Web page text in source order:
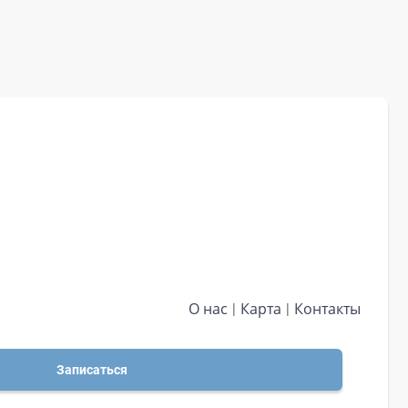
О нас Карта Контакты
Записаться